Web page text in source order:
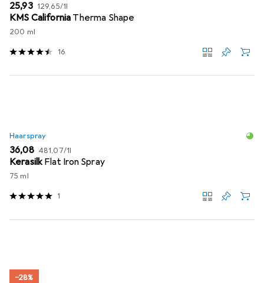
EUR
25,93 EUR
129,65/1l
KMS California Therma Shape
200 ml
16
Haarspray
EUR
36,08 EUR
481,07/1l
KerasilkFlat Iron Spray
75 ml
1
−28%